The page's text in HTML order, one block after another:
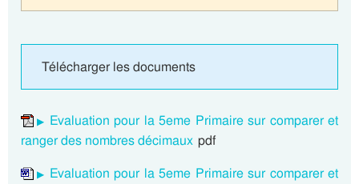
Télécharger les documents
Evaluation pour la 5eme Primaire sur comparer et
ranger des nombres décimaux pdf
Evaluation pour la 5eme Primaire sur comparer et